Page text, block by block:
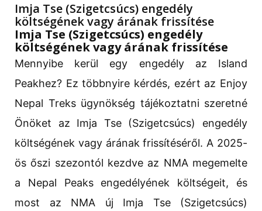
Imja Tse (Szigetcsúcs) engedély
költségének vagy árának frissítése
Imja Tse (Szigetcsúcs) engedély
költségének vagy árának frissítése
Mennyibe kerül egy engedély az Island
Peakhez? Ez többnyire kérdés, ezért az Enjoy
Nepal Treks ügynökség tájékoztatni szeretné
Önöket az Imja Tse (Szigetcsúcs) engedély
költségének vagy árának frissítéséről. A 2025-
ös őszi szezontól kezdve az NMA megemelte
a Nepal Peaks engedélyének költségeit, és
most az NMA új Imja Tse (Szigetcsúcs)